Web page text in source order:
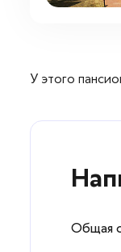
Отзывы
Новости
Контакты
У этого
Общая